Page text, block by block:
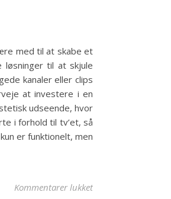
med til at skabe et
til at skjule
kanaler eller clips
at investere i en
udseende, hvor
i forhold til tv’et, så
er funktionelt, men
Kommentarer lukkettil Sådan vælger